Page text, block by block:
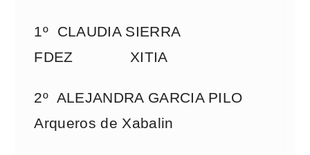
1º CLAUDIA SIERRA
FDEZ XITIA
2º ALEJANDRA GARCIA PILO
Arqueros de Xabalin